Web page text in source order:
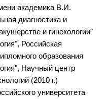
академика В.И.
диагностика и
и гинекологии"
Российская
образования
Научный центр
(2010 г.)
университета